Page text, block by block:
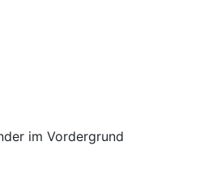
im Vordergrund